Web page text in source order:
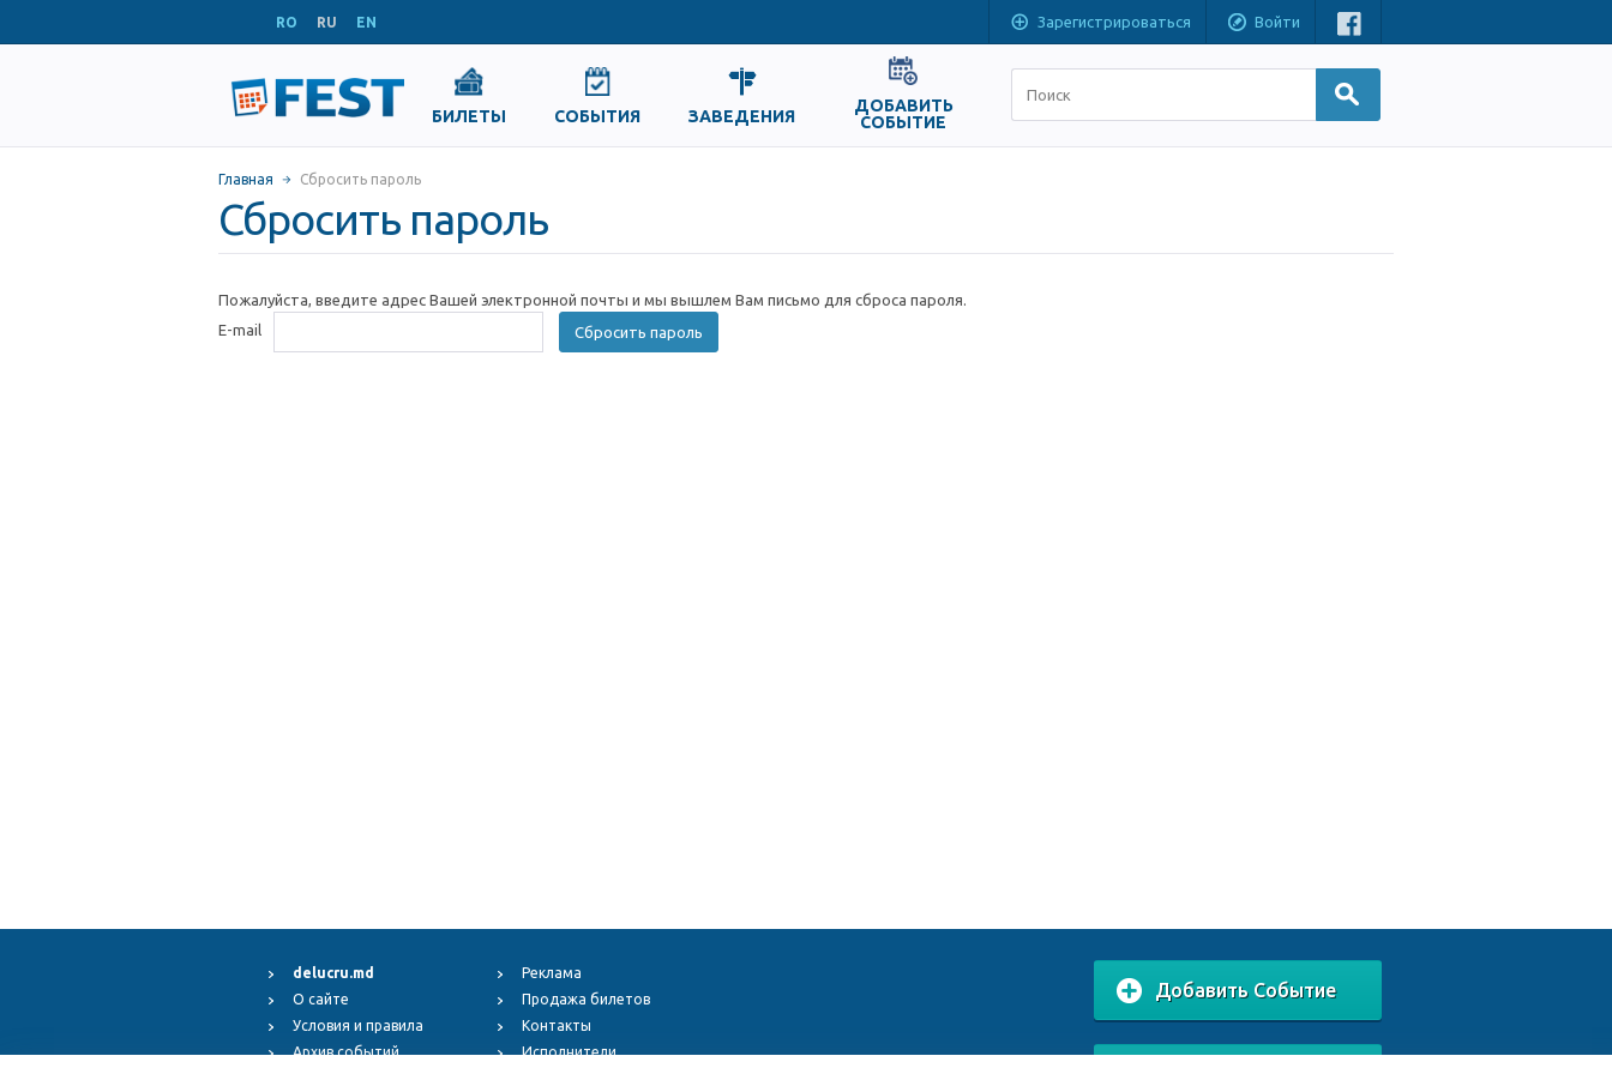
RO RU EN Зарегистрироваться Войти
БИЛЕТЫ СОБЫТИЯ ЗАВЕДЕНИЯ
ДОБАВИТЬ
СОБЫТИЕ
Главная Сбросить пароль
Сбросить пароль
Пожалуйста, введите адрес Вашей электронной почты и мы вышлем Вам письмо для сброса пароля.
E-mail
Сбросить пароль
delucru.md
О сайте
Условия и правила
Архив событий
Реклама
Продажа билетов
Контакты
Исполнители
Добавить Событие